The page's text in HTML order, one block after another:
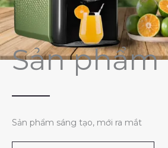
Sản
Sản phẩm sáng tạo, mới ra mắt